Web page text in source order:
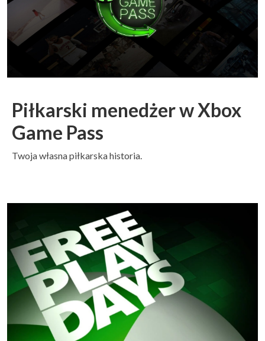
Piłkarski menedżer w Xbox
Game Pass
Twoja własna piłkarska historia.